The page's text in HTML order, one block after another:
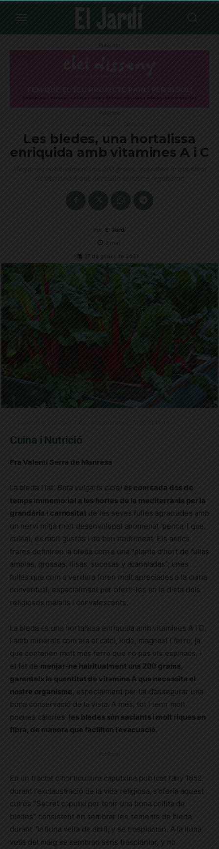
Publicitat
Publicitat
Les bledes, una hortalissa
enriquida amb vitamines A i C
Menjar-ne habitualment uns 200 grams, garanteix la quantitat
de vitamina A que necessita el nostre organisme
Per El Jardí
2 min.
27 de gener de 2021
Cuina i Nutrició
Fra Valentí Serra de Manresa
La bleda (llat. Beta vulgaris cicla) és conreada des de
temps immemorial a les hortes de la mediterrània per la
grandària i carnositat de les seves fulles agraciades amb
un nervi mitjà molt desenvolupat anomenat ‘penca’ i que,
cuinat, és molt gustós i de bon nodriment. Els antics
frares definiren la bleda com a una “planta d’hort de fullas
amplas, grossas, llisas, sucosas y acanaladas”; unes
fulles que com a verdura foren molt apreciades a la cuina
conventual, especialment per oferir-les en la dieta dels
religiosos malalts i convalescents.
La bleda és una hortalissa enriquida amb vitamines A i C,
i amb minerals com ara el calci, iode, magnesi i ferro, ja
que contenen molt més ferro que no pas els espinacs, i
el fet de menjar-ne habitualment uns 200 grams,
garanteix la quantitat de vitamina A que necessita el
nostre organisme, especialment per tal d’assegurar una
bona conservació de la vista. A més, tot i tenir molt
poques calories, les bledes són saciants i molt riques en
fibra, de manera que faciliten l’evacuació.
Publicitat
En un tractat d’horticultura caputxina publicat l’any 1852,
durant l’exclaustració de la vida religiosa, s’oferia aquest
curiós “Secret caputxí per tenir una bona collita de
bledes” consistent en sembrar les sements de bleda
durant “la lluna vella de abril, y se trasplantan. A la lluna
vella del maig se sembran sens trasplantar, y no